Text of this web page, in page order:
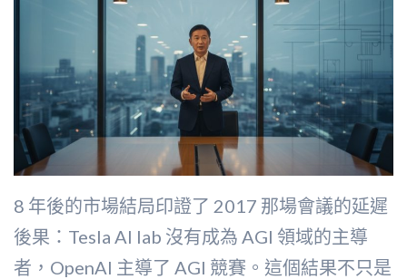
8 年後的市場結局印證了 2017 那場會議的延遲
後果：Tesla AI lab 沒有成為 AGI 領域的主導
者，OpenAI 主導了 AGI 競賽。這個結果不只是